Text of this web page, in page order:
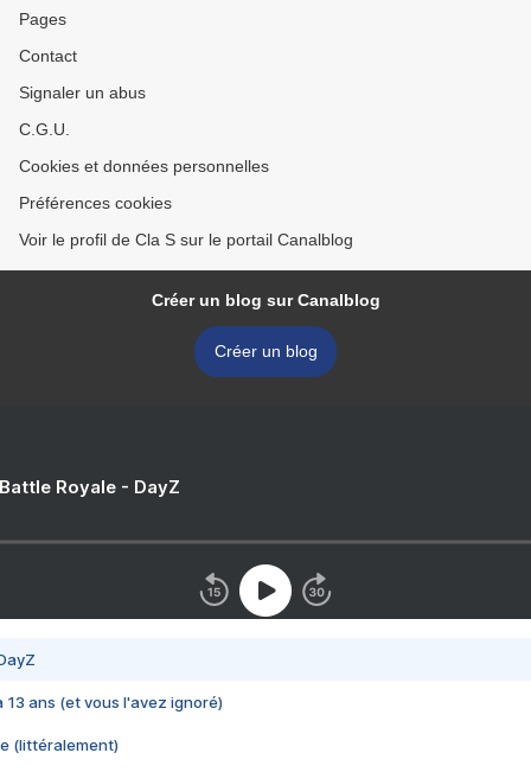
Pages
Contact
Signaler un abus
C.G.U.
Cookies et données personnelles
Préférences cookies
Voir le profil de Cla S sur le portail Canalblog
Créer un blog sur Canalblog
Créer un blog
Royale - DayZ
13 ans (et vous l'avez ignoré)
(littéralement)